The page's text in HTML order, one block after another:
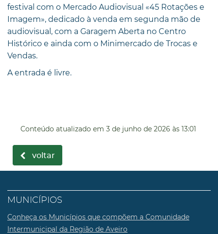
festival com o Mercado Audiovisual «45 Rotações e
Imagem», dedicado à venda em segunda mão de
audiovisual, com a Garagem Aberta no Centro
Histórico e ainda com o Minimercado de Trocas e
Vendas.
A entrada é livre.
Conteúdo atualizado em 3 de junho de 2026 às 13:01
voltar
MUNICÍPIOS
Conheça os Municípios que compõem a Comunidade
Intermunicipal da Região de Aveiro